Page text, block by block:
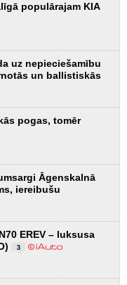
populārajam KIA
uz nepieciešamību
un ballistiskās
pogas, tomēr
Āgenskalnā
iereibušu
EREV – luksusa
3